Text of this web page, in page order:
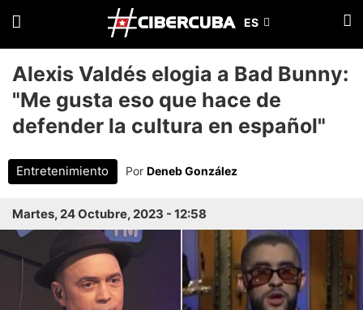
Alexis Valdés elogia a Bad Bunny:
"Me gusta eso que hace de
defender la cultura en español"
Entretenimiento Por Deneb González
Martes, 24 Octubre, 2023 - 12:58